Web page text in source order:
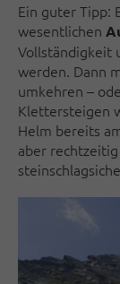
Ein guter Tipp:
wesentlichen
Vollständigkeit
werden. Dann
umkehren –
Klettersteigen
Helm bereits
aber